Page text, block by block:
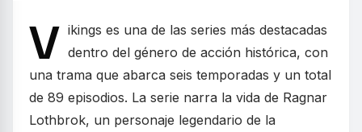
V ikings es una de las series más destacadas
dentro del género de acción histórica, con
una trama que abarca seis temporadas y un total
de 89 episodios. La serie narra la vida de Ragnar
Lothbrok, un personaje legendario de la